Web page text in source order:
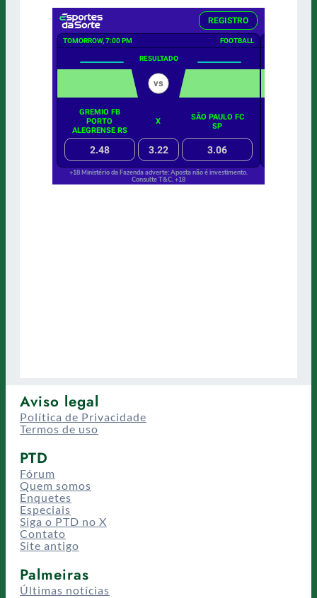
Aviso legal
Política de Privacidade
Termos de uso
PTD
Fórum
Quem somos
Enquetes
Especiais
Siga o PTD no X
Contato
Site antigo
Palmeiras
Últimas notícias